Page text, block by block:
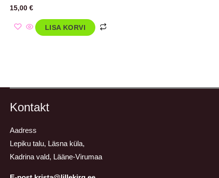
15,00 €
LISA KORVI
Kontakt
Aadress
Lepiku talu, Läsna küla,
Kadrina vald, Lääne-Virumaa